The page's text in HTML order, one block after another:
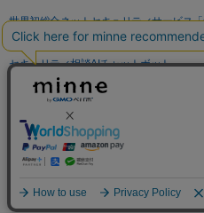
世界初総合ネットセキュリティサービス「
パスワード漏洩診断
Webサイトリスク
セキュリティ相談AIチャットボット
実在証明・盗聴対策
サイバー攻撃対策（GMO Flatt Security）
セキュリティ事業の軌跡